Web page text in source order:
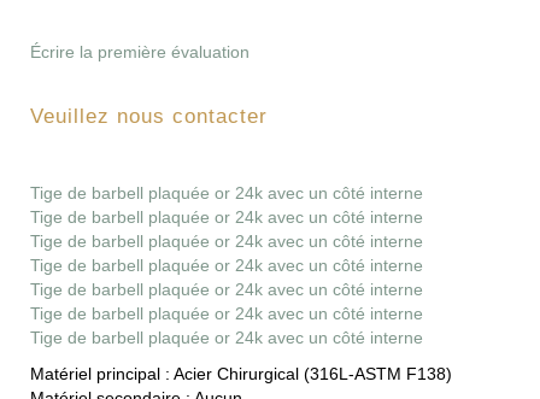
Écrire la première évaluation
Veuillez nous contacter
Tige de barbell plaquée or 24k avec un côté interne
Tige de barbell plaquée or 24k avec un côté interne
Tige de barbell plaquée or 24k avec un côté interne
Tige de barbell plaquée or 24k avec un côté interne
Tige de barbell plaquée or 24k avec un côté interne
Tige de barbell plaquée or 24k avec un côté interne
Tige de barbell plaquée or 24k avec un côté interne
Matériel principal : Acier Chirurgical (316L-ASTM F138)